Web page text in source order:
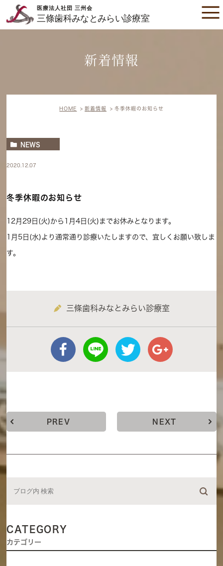
新着情報
HOME 新着情報 冬季休暇のお知らせ
NEWS
2020.12.07
冬季休暇のお知らせ
12月29日(火)から1月4日(火)までお休みとなります。
1月5日(水)より通常通り診療いたしますので、宜しくお願い致しま
す。
三條歯科みなとみらい診療室
PREV NEXT
CATEGORY
カテゴリー